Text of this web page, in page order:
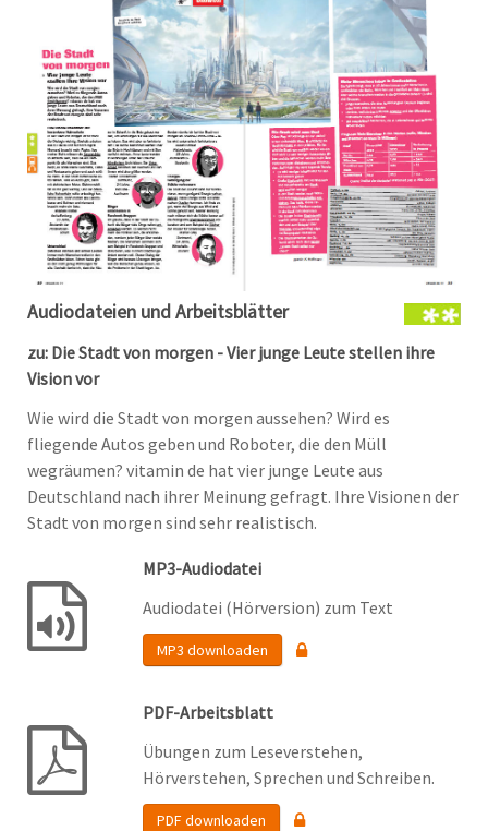
Audiodateien und Arbeitsblätter
zu: Die Stadt von morgen - Vier junge Leute stellen ihre
Vision vor
Wie wird die Stadt von morgen aussehen? Wird es
fliegende Autos geben und Roboter, die den Müll
wegräumen? vitamin de hat vier junge Leute aus
Deutschland nach ihrer Meinung gefragt. Ihre Visionen der
Stadt von morgen sind sehr realistisch.
MP3-Audiodatei
Audiodatei (Hörversion) zum Text
MP3 downloaden
PDF-Arbeitsblatt
Übungen zum Leseverstehen,
Hörverstehen, Sprechen und Schreiben.
PDF downloaden